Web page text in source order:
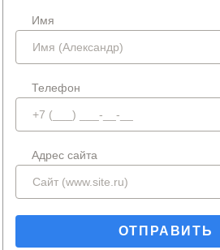
Имя
Телефон
Адрес сайта